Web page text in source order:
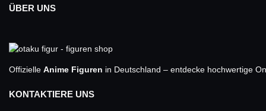
ÜBER UNS
Offizielle Anime Figuren in Deutschland – entdecke hochwertige
KONTAKTIERE UNS